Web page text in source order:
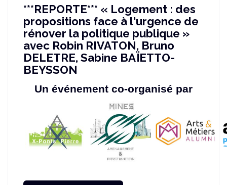
***REPORTE*** « Logement : des
propositions face à l'urgence de
rénover la politique publique »
avec Robin RIVATON, Bruno
DELETRE, Sabine BAÏETTO-
BEYSSON
Un événement co-organisé par